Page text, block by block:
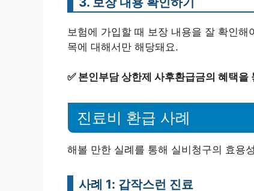
보험에 가입할 때 보장 내용을 잘 확인
목에 대해서만 해당돼요.
✅ 본인부담 상한제 사후환급금의 혜택을
진료비 환급 사례
해볼 만한 실례를 통해 실비청구의 효용
사례 1: 갑작스런 진료